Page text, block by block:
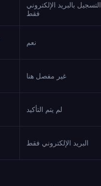
التسجيل بالبريد الإلكتروني
فقط
نعم
غير مفصل هنا
لم يتم التأكيد
البريد الإلكتروني فقط